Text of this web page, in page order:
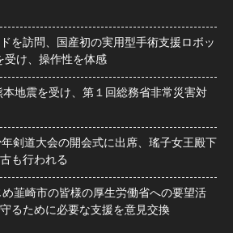
を訪問、国産初の実用型手術支援ロボッ
受け、操作性を体感
地震を受け、第１回総務省非常災害対
剣道大会の開会式に出席、瑤子女王殿下
も行われる
韮崎市の皆様の厚生労働省への要望活
るために必要な支援を意見交換